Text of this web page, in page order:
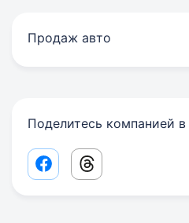
Продаж авто
Поделитесь компанией
Facebook share link
Threads share link